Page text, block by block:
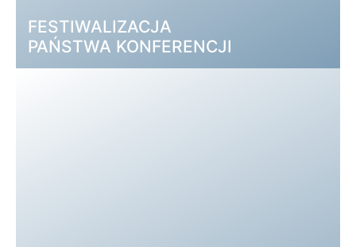
ROZPOCZNIJ WIRTUALNY LOT →
FESTIWALIZACJA
PAŃSTWA KONFERENCJI